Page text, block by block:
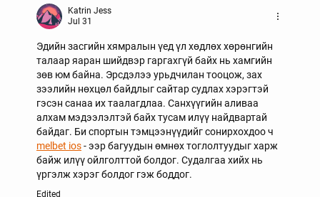
АНХААРАХ ЗҮЙЛС
Katrin Jess
Jul 31
Эдийн засгийн хямралын үед үл хөдлөх хөрөнгийн
талаар яаран шийдвэр гаргахгүй байх нь хамгийн
зөв юм байна. Эрсдэлээ урьдчилан тооцож, зах
зээлийн нөхцөл байдлыг сайтар судлах хэрэгтэй
гэсэн санаа их таалагдлаа. Санхүүгийн аливаа
алхам мэдээлэлтэй байх тусам илүү найдвартай
байдаг. Би спортын тэмцээнүүдийг сонирхохдоо ч
melbet ios - ээр багуудын өмнөх тоглолтуудыг харж
байж илүү ойлголттой болдог. Судалгаа хийх нь
үргэлж хэрэг болдог гэж боддог.
Edited